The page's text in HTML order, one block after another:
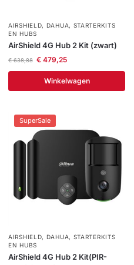
AIRSHIELD, DAHUA, STARTERKITS
EN HUBS
AirShield 4G Hub 2 Kit (zwart)
€638,88 €479,25
Winkelwagen
SuperSale
AIRSHIELD, DAHUA, STARTERKITS
EN HUBS
AirShield 4G Hub 2 Kit(PIR-